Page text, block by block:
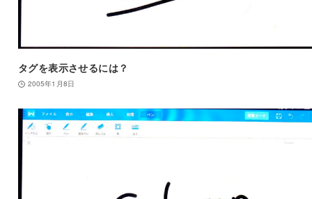
タグを表示させるには？
2005年1月8日